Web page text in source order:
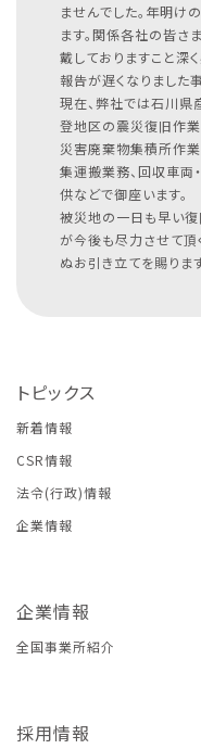
ませんでした。年明け
ます。関係各社の皆さ
戴しておりますこと深
報告が遅くなりました
現在、弊社では石川県
登地区の震災復旧作業
災害廃棄物集積所作
集運搬業務、回収車両
供などで御座います。
被災地の一日も早い復
が今後も尽力させて頂
ぬお引き立てを賜りま
トピックス
新着情報
CSR情報
法令(行政)情報
企業情報
企業情報
全国事業所紹介
採用情報